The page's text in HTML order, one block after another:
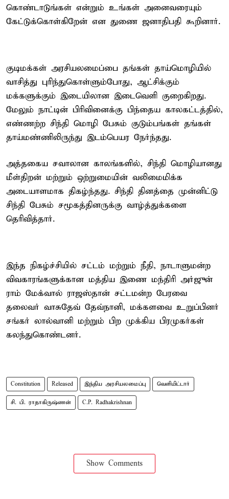
கொண்டாடுங்கள் என்றும் உங்கள் அனைவரையும்
கேட்டுக்கொள்கிறேன் என துணை ஜனாதிபதி கூறினார்.
குடிமக்கள் அரசியலமைப்பை தங்கள் தாய்மொழியில்
வாசித்து புரிந்துகொள்ளும்போது, ஆட்சிக்கும்
மக்களுக்கும் இடையிலான இடைவெளி குறைகிறது.
மேலும் நாட்டின் பிரிவினைக்கு பிந்தைய காலகட்டத்தில்,
எண்ணற்ற சிந்தி மொழி பேசும் குடும்பங்கள் தங்கள்
தாய்மண்ணிலிருந்து இடம்பெயர நேர்ந்தது.
அத்தகைய சவாலான காலங்களில், சிந்தி மொழியானது
மீள்திறன் மற்றும் ஒற்றுமையின் வலிமைமிக்க
அடையாளமாக திகழ்ந்தது. சிந்தி தினத்தை முன்னிட்டு
சிந்தி பேசும் சமூகத்தினருக்கு வாழ்த்துக்களை
தெரிவித்தார்.
இந்த நிகழ்ச்சியில் சட்டம் மற்றும் நீதி, நாடாளுமன்ற
விவகாரங்களுக்கான மத்திய இணை மந்திரி அர்ஜுன்
ராம் மேக்வால் ராஜஸ்தான் சட்டமன்ற பேரவை
தலைவர் வாசுதேவ் தேவ்நானி, மக்களவை உறுப்பினர்
சங்கர் லால்வானி மற்றும் பிற முக்கிய பிரமுகர்கள்
கலந்துகொண்டனர்.
Constitution Released இந்திய அரசியலமைப்பு வெளியிட்டார்
சி. பி. ராதாகிருஷ்ணன் C.P. Radhakrishnan
Show Comments